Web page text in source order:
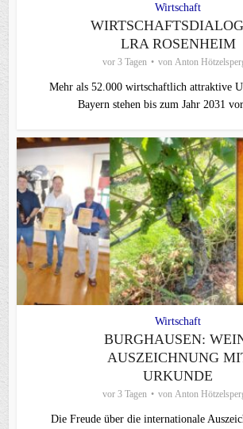
Wirtschaft
LRA ROSENHEIM
vor 3 Tagen von Anton
Mehr als 52.000 wirtschaftlich attraktive
Bayern stehen bis zum Jahr 2031 vor
Wirtschaft
BURGHAUSEN:
AUSZEICHNUNG
URKUNDE
vor 3 Tagen von Anton
Die Freude über die internationale